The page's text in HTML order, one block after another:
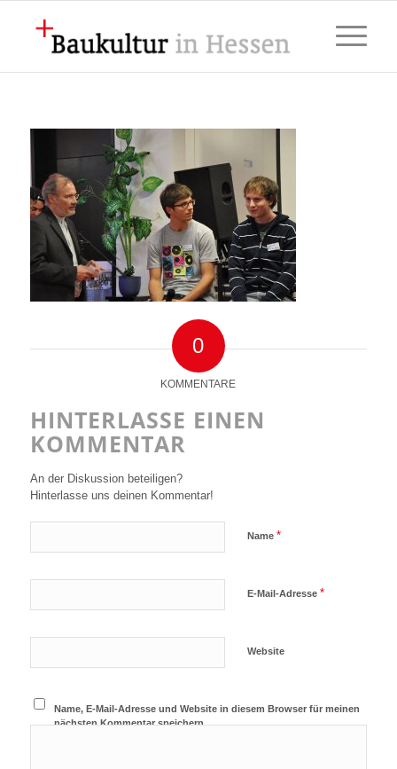
0
KOMMENTARE
HINTERLASSE EINEN
KOMMENTAR
An der Diskussion beteiligen?
Hinterlasse uns deinen Kommentar!
Name *
E-Mail-Adresse *
Website
Name, E-Mail-Adresse und Website in diesem Browser für meinen
nächsten Kommentar speichern.